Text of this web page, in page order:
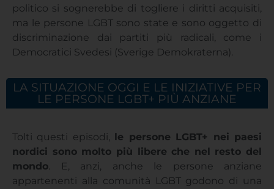
politico si sognerebbe di togliere i diritti acquisiti,
ma le persone LGBT sono state e sono oggetto di
discriminazione dai partiti più radicali, come i
Democratici Svedesi (Sverige Demokraterna).
LA SITUAZIONE OGGI E LE INIZIATIVE PER
LE PERSONE LGBT+ PIÙ ANZIANE
Tolti questi episodi,
le persone LGBT+ nei paesi
nordici sono molto più libere che nel resto del
mondo. E, anzi, anche le persone anziane
appartenenti alla comunità LGBT godono di una